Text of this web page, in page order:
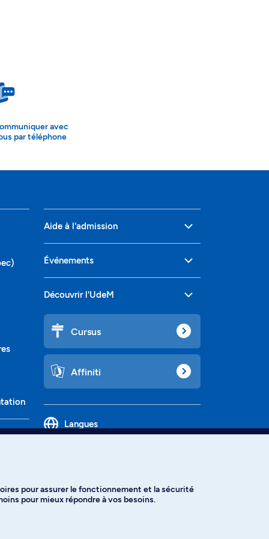
avec
par téléphone
Aide à l'admission
Événements
Découvrir l'UdeM
Cursus
Affiniti
Langues
pour assurer le fonctionnement et la sécurité
pour mieux répondre à vos besoins.